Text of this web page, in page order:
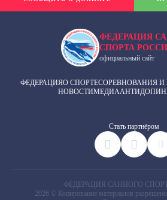
ФЕДЕРАЦИЯ
СПОРТА
официальный сайт
ФЕДЕРАЦИЯО СПОРТЕСОРЕВНОВАНИЯ И
НОВОСТИМЕДИА
Cтать партнёром
ФЕДЕРАЦИЯ САННОГО
2026 © Копирование материалов